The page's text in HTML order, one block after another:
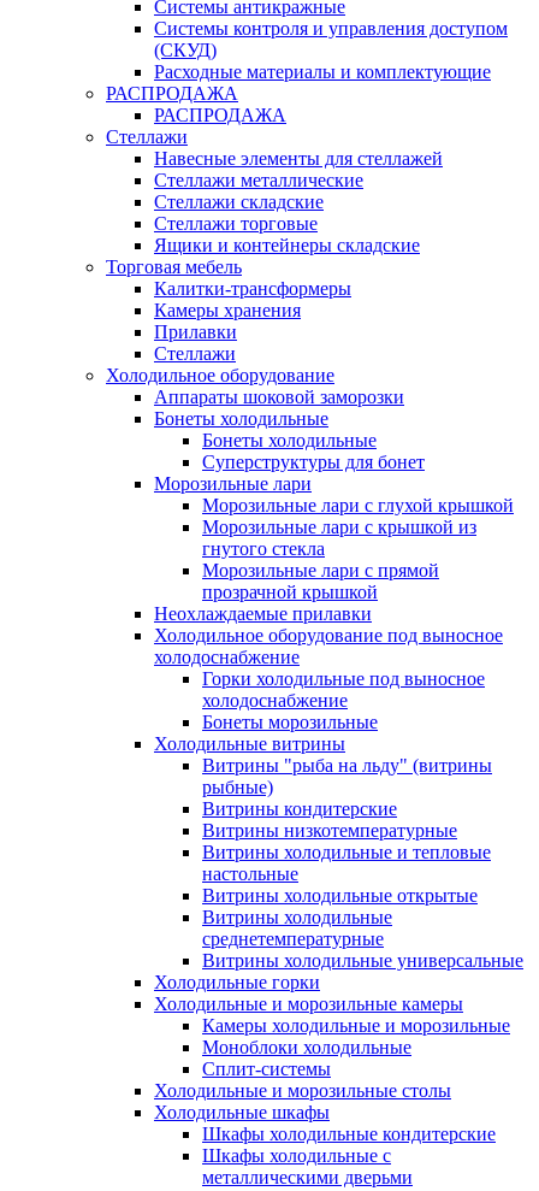
Системы антикражные
Системы контроля и управления доступом
(СКУД)
Расходные материалы и комплектующие
РАСПРОДАЖА
РАСПРОДАЖА
Стеллажи
Навесные элементы для стеллажей
Стеллажи металлические
Стеллажи складские
Стеллажи торговые
Ящики и контейнеры складские
Торговая мебель
Калитки-трансформеры
Камеры хранения
Прилавки
Стеллажи
Холодильное оборудование
Аппараты шоковой заморозки
Бонеты холодильные
Бонеты холодильные
Суперструктуры для бонет
Морозильные лари
Морозильные лари с глухой крышкой
Морозильные лари с крышкой из
гнутого стекла
Морозильные лари с прямой
прозрачной крышкой
Неохлаждаемые прилавки
Холодильное оборудование под выносное
холодоснабжение
Горки холодильные под выносное
холодоснабжение
Бонеты морозильные
Холодильные витрины
Витрины "рыба на льду" (витрины
рыбные)
Витрины кондитерские
Витрины низкотемпературные
Витрины холодильные и тепловые
настольные
Витрины холодильные открытые
Витрины холодильные
среднетемпературные
Витрины холодильные универсальные
Холодильные горки
Холодильные и морозильные камеры
Камеры холодильные и морозильные
Моноблоки холодильные
Сплит-системы
Холодильные и морозильные столы
Холодильные шкафы
Шкафы холодильные кондитерские
Шкафы холодильные с
металлическими дверьми